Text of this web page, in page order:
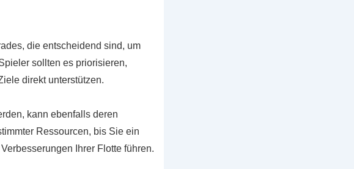
die entscheidend sind, um
sollten es priorisieren,
direkt unterstützen.
kann ebenfalls deren
Ressourcen, bis Sie ein
Ihrer Flotte führen.